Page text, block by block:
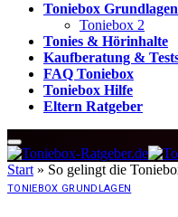
Toniebox Grundlagen
Toniebox 2
Tonies & Hörinhalte
Kaufberatung &
FAQ Toniebox
Toniebox Hilfe
Eltern Ratgeber
Start » So gelingt die
TONIEBOX GRUNDLAGEN